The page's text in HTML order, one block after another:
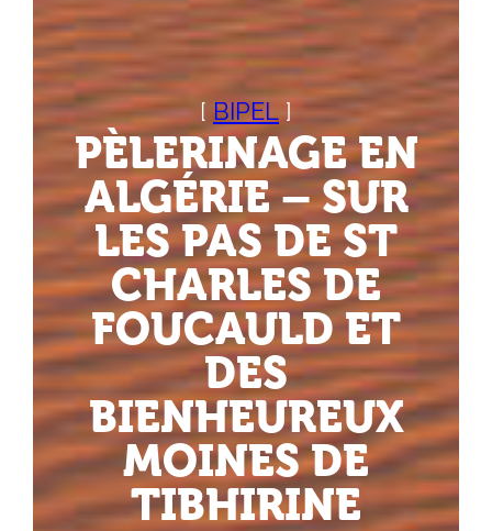
BIPEL
PÈLERINAGE EN
ALGÉRIE – SUR
LES PAS DE ST
CHARLES DE
FOUCAULD ET
DES
BIENHEUREUX
MOINES DE
TIBHIRINE